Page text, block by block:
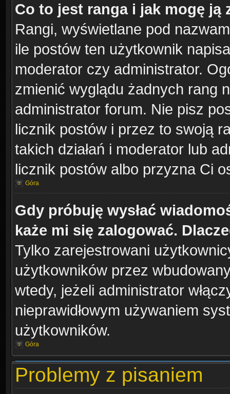
Co to jest ranga i jak mogę ją
Rangi, wyświetlane pod
ile postów ten użytkownik
moderator czy administrator.
zmienić wyglądu żadnych rang
administrator forum. Nie pisz
licznik postów i przez to swoją
takich działań i moderator lub
licznik postów albo przyzna Ci
Góra
Gdy próbuję wysłać
każe mi się zalogować.
Tylko zarejestrowani
użytkowników przez
wtedy, jeżeli administrator
nieprawidłowym używaniem
użytkowników.
Góra
Problemy z pisaniem